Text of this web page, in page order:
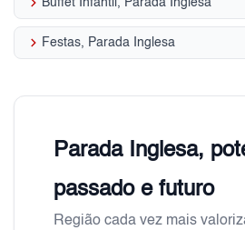
Buffet Infantil, Parada Inglesa
keyboard_arrow_right Festas, Parada Inglesa
Parada Inglesa,
passado e futuro
Região cada vez mais